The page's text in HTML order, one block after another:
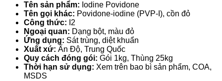
Tên sản phẩm: Iodine Povidone
Tên gọi khác: Povidone-iodine (PVP-I), cồn đỏ
Công thức: I2
Ngoại quan: Dạng bột, màu đỏ
Ứng dụng: Sát trùng, diệt khuẩn
Xuất xứ: Ấn Độ, Trung Quốc
Quy cách đóng gói: Gói 1kg, Thùng 25kg
Thời hạn sử dụng: Xem trên bao bì sản phẩm, COA,
MSDS